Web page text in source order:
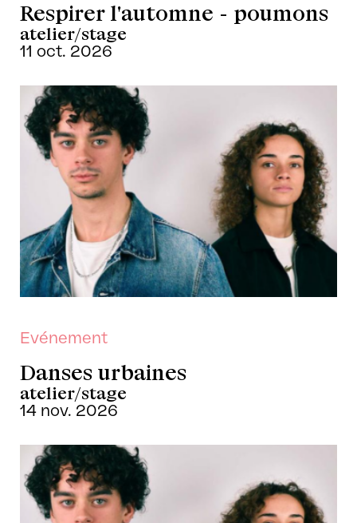
Respirer l'automne - poumons
atelier/stage
11 oct. 2026
Evénement
Danses urbaines
atelier/stage
14 nov. 2026